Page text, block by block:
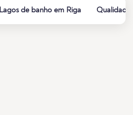
Lagos de banho em Riga Qualidade